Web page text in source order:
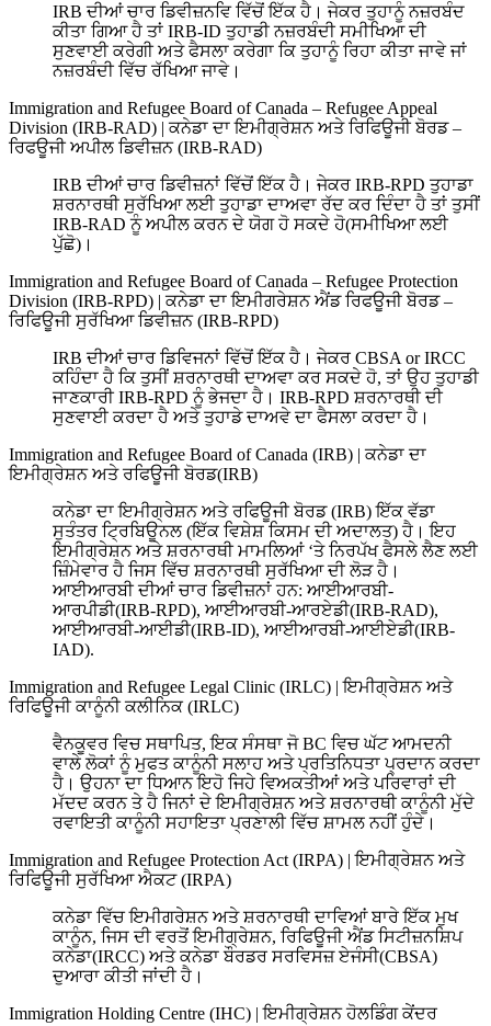
IRB ਦੀਆਂ ਚਾਰ ਡਿਵੀਜ਼ਨਵਿ ਵਿੱਚੋਂ ਇੱਕ ਹੈ। ਜੇਕਰ ਤੁਹਾਨੂੰ ਨਜ਼ਰਬੰਦ
ਕੀਤਾ ਗਿਆ ਹੈ ਤਾਂ IRB-ID ਤੁਹਾਡੀ ਨਜ਼ਰਬੰਦੀ ਸਮੀਖਿਆ ਦੀ
ਸੁਣਵਾਈ ਕਰੇਗੀ ਅਤੇ ਫੈਸਲਾ ਕਰੇਗਾ ਕਿ ਤੁਹਾਨੂੰ ਰਿਹਾ ਕੀਤਾ ਜਾਵੇ ਜਾਂ
ਨਜ਼ਰਬੰਦੀ ਵਿੱਚ ਰੱਖਿਆ ਜਾਵੇ।
Immigration and Refugee Board of Canada – Refugee Appeal
Division (IRB-RAD) | ਕਨੇਡਾ ਦਾ ਇਮੀਗ੍ਰੇਸ਼ਨ ਅਤੇ ਰਿਫਿਊਜੀ ਬੋਰਡ –
ਰਿਫਊਜੀ ਅਪੀਲ ਡਿਵੀਜ਼ਨ (IRB-RAD)
IRB ਦੀਆਂ ਚਾਰ ਡਿਵੀਜ਼ਨਾਂ ਵਿੱਚੋਂ ਇੱਕ ਹੈ। ਜੇਕਰ IRB-RPD ਤੁਹਾਡਾ
ਸ਼ਰਨਾਰਥੀ ਸੁਰੱਖਿਆ ਲਈ ਤੁਹਾਡਾ ਦਾਅਵਾ ਰੱਦ ਕਰ ਦਿੰਦਾ ਹੈ ਤਾਂ ਤੁਸੀਂ
IRB-RAD ਨੂੰ ਅਪੀਲ ਕਰਨ ਦੇ ਯੋਗ ਹੋ ਸਕਦੇ ਹੋ(ਸਮੀਖਿਆ ਲਈ
ਪੁੱਛੋ)।
Immigration and Refugee Board of Canada – Refugee Protection
Division (IRB-RPD) | ਕਨੇਡਾ ਦਾ ਇਮੀਗਰੇਸ਼ਨ ਐਂਡ ਰਿਫਊਜੀ ਬੋਰਡ –
ਰਿਫਿਊਜੀ ਸੁਰੱਖਿਆ ਡਿਵੀਜ਼ਨ (IRB-RPD)
IRB ਦੀਆਂ ਚਾਰ ਡਿਵਿਜਨਾਂ ਵਿੱਚੋਂ ਇੱਕ ਹੈ। ਜੇਕਰ CBSA or IRCC
ਕਹਿੰਦਾ ਹੈ ਕਿ ਤੁਸੀਂ ਸ਼ਰਨਾਰਥੀ ਦਾਅਵਾ ਕਰ ਸਕਦੇ ਹੋ, ਤਾਂ ਉਹ ਤੁਹਾਡੀ
ਜਾਣਕਾਰੀ IRB-RPD ਨੂੰ ਭੇਜਦਾ ਹੈ। IRB-RPD ਸ਼ਰਨਾਰਥੀ ਦੀ
ਸੁਣਵਾਈ ਕਰਦਾ ਹੈ ਅਤੇ ਤੁਹਾਡੇ ਦਾਅਵੇ ਦਾ ਫੈਸਲਾ ਕਰਦਾ ਹੈ।
Immigration and Refugee Board of Canada (IRB) | ਕਨੇਡਾ ਦਾ
ਇਮੀਗ੍ਰੇਸ਼ਨ ਅਤੇ ਰਫਿਊਜੀ ਬੋਰਡ(IRB)
ਕਨੇਡਾ ਦਾ ਇਮੀਗ੍ਰੇਸ਼ਨ ਅਤੇ ਰਫਿਊਜੀ ਬੋਰਡ (IRB) ਇੱਕ ਵੱਡਾ
ਸੁਤੰਤਰ ਟ੍ਰਿਬਿਊਨਲ (ਇੱਕ ਵਿਸ਼ੇਸ਼ ਕਿਸਮ ਦੀ ਅਦਾਲਤ) ਹੈ। ਇਹ
ਇਮੀਗ੍ਰੇਸ਼ਨ ਅਤੇ ਸ਼ਰਨਾਰਥੀ ਮਾਮਲਿਆਂ ‘ਤੇ ਨਿਰਪੱਖ ਫੈਸਲੇ ਲੈਣ ਲਈ
ਜ਼ਿੰਮੇਵਾਰ ਹੈ ਜਿਸ ਵਿੱਚ ਸ਼ਰਨਾਰਥੀ ਸੁਰੱਖਿਆ ਦੀ ਲੋੜ ਹੈ।
ਆਈਆਰਬੀ ਦੀਆਂ ਚਾਰ ਡਿਵੀਜ਼ਨਾਂ ਹਨ: ਆਈਆਰਬੀ-
ਆਰਪੀਡੀ(IRB-RPD), ਆਈਆਰਬੀ-ਆਰਏਡੀ(IRB-RAD),
ਆਈਆਰਬੀ-ਆਈਡੀ(IRB-ID), ਆਈਆਰਬੀ-ਆਈਏਡੀ(IRB-
IAD).
Immigration and Refugee Legal Clinic (IRLC) | ਇਮੀਗ੍ਰੇਸ਼ਨ ਅਤੇ
ਰਿਫਿਊਜੀ ਕਾਨੂੰਨੀ ਕਲੀਨਿਕ (IRLC)
ਵੈਨਕੂਵਰ ਵਿਚ ਸਥਾਪਿਤ, ਇਕ ਸੰਸਥਾ ਜੋ BC ਵਿਚ ਘੱਟ ਆਮਦਨੀ
ਵਾਲੇ ਲੋਕਾਂ ਨੂੰ ਮੁਫਤ ਕਾਨੂੰਨੀ ਸਲਾਹ ਅਤੇ ਪ੍ਰਤਿਨਿਧਤਾ ਪ੍ਰਦਾਨ ਕਰਦਾ
ਹੈ। ਉਹਨਾ ਦਾ ਧਿਆਨ ਇਹੋ ਜਿਹੇ ਵਿਅਕਤੀਆਂ ਅਤੇ ਪਰਿਵਾਰਾਂ ਦੀ
ਮੱਦਦ ਕਰਨ ਤੇ ਹੈ ਜਿਨਾਂ ਦੇ ਇਮੀਗ੍ਰੇਸ਼ਨ ਅਤੇ ਸ਼ਰਨਾਰਥੀ ਕਾਨੂੰਨੀ ਮੁੱਦੇ
ਰਵਾਇਤੀ ਕਾਨੂੰਨੀ ਸਹਾਇਤਾ ਪ੍ਰਣਾਲੀ ਵਿੱਚ ਸ਼ਾਮਲ ਨਹੀਂ ਹੁੰਦੇ।
Immigration and Refugee Protection Act (IRPA) | ਇਮੀਗ੍ਰੇਸ਼ਨ ਅਤੇ
ਰਿਫਿਊਜੀ ਸੁਰੱਖਿਆ ਐਕਟ (IRPA)
ਕਨੇਡਾ ਵਿੱਚ ਇਮੀਗਰੇਸ਼ਨ ਅਤੇ ਸ਼ਰਨਾਰਥੀ ਦਾਵਿਆਂ ਬਾਰੇ ਇੱਕ ਮੁਖ
ਕਾਨੂੰਨ, ਜਿਸ ਦੀ ਵਰਤੋਂ ਇਮੀਗ੍ਰੇਸ਼ਨ, ਰਿਫਿਊਜੀ ਐਂਡ ਸਿਟੀਜ਼ਨਸ਼ਿਪ
ਕਨੇਡਾ(IRCC) ਅਤੇ ਕਨੇਡਾ ਬੌਰਡਰ ਸਰਵਿਸਜ਼ ਏਜੰਸੀ(CBSA)
ਦੁਆਰਾ ਕੀਤੀ ਜਾਂਦੀ ਹੈ।
Immigration Holding Centre (IHC) | ਇਮੀਗ੍ਰੇਸ਼ਨ ਹੋਲਡਿੰਗ ਕੇਂਦਰ